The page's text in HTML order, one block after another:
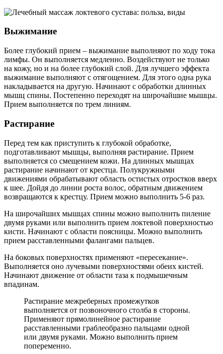
Выжимание
Более глубокий прием – выжимание выполняют по ходу тока
лимфы. Он выполняется медленно. Воздействуют не только
на кожу, но и на более глубокий слой. Для лучшего эффекта
выжимание выполняют с отягощением. Для этого одна рука
накладывается на другую. Начинают с обработки длинных
мышц спины. Постепенно переходят на широчайшие мышцы.
Прием выполняется по трем линиям.
Растирание
Перед тем как приступить к глубокой обработке,
подготавливают мышцы, выполняя растирание. Прием
выполняется со смещением кожи. На длинных мышцах
растирание начинают от крестца. Полукружными
движениями обрабатывают область остистых отростков вверх
к шее. Дойдя до линии роста волос, обратным движением
возвращаются к крестцу. Прием можно выполнить 5-6 раз.
На широчайших мышцах спины можно выполнить пиление
двумя руками или выполнить прием локтевой поверхностью
кисти. Начинают с области поясницы. Можно выполнить
прием расставленными фалангами пальцев.
На боковых поверхностях применяют «пересекание».
Выполняется оно лучевыми поверхностями обеих кистей.
Начинают движение от области таза к подмышечным
впадинам.
Растирание межреберных промежутков
выполняется от позвоночного столба в стороны.
Применяют прямолинейное растирание
расставленными граблеобразно пальцами одной
или двумя руками. Можно выполнить прием
попеременно.